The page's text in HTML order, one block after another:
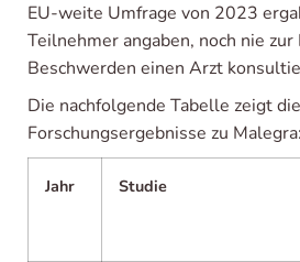
EU-weite Umfrage von 2023
Teilnehmer angaben, noch nie
Beschwerden einen Arzt
Die nachfolgende Tabelle zeigt
Forschungsergebnisse zu Malegra:
Jahr Studie